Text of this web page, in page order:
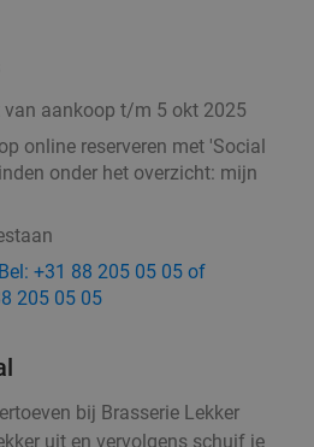
aankoop t/m 5 okt 2025
online reserveren met 'Social
onder het overzicht: mijn
+31 88 205 05 05 of
205 05 05
bij Brasserie Lekker
uit en vervolgens schuif je